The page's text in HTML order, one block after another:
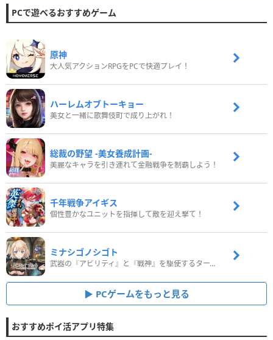
PCで遊べるおすすめゲーム
原神
大人気アクションRPGをPCで快適プレイ！
ハーレムオブトーキョー
美女と一緒に歌舞伎町で成り上がれ！
総裁の野望 -美女養成計画-
美麗なキャラを引き連れて金融戦争を制覇しよう！
千年戦争アイギス
個性豊かなユニットを指揮して敵を迎え撃て！
ミナシゴノシゴト
武器の『アビリティ』と『戦神』を駆使するターン制コマンドバトルRPG！
PCゲームをもっと見る
おすすめポイ活アプリ特集